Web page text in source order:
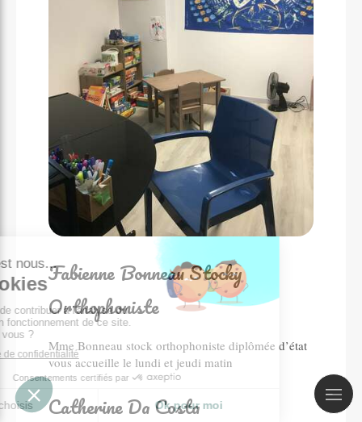
Fabienne Bonneau Stocky
Orthophoniste
Mme Bonneau stock orthophoniste diplômée d’état
vous accueille le lundi et jeudi matin
Catherine Da Costa